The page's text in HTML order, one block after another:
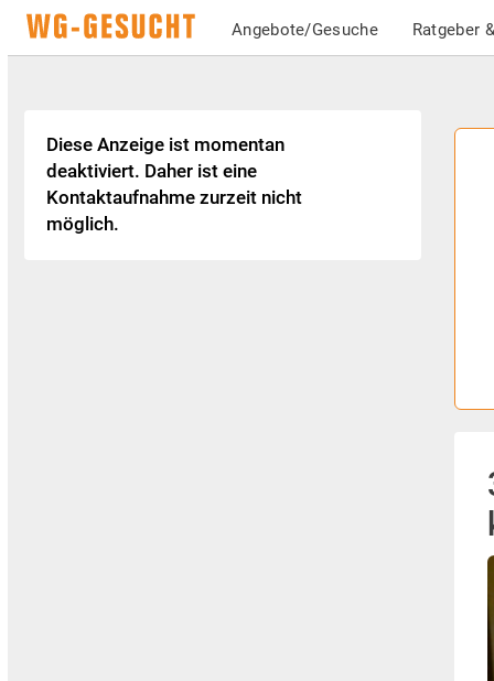
Angebote/Gesuche Ratgeber
Diese Anzeige ist momentan
deaktiviert. Daher ist eine
Kontaktaufnahme zurzeit nicht
möglich.